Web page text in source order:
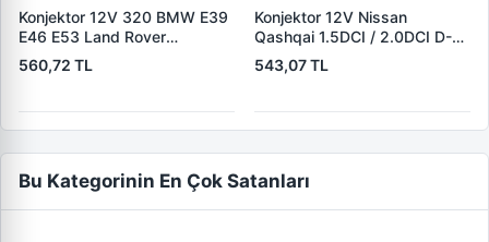
Konjektor 12V 320 BMW E39
E46 E53 Land Rover
Freelander 2.0 TD4 | YUNYI
08-033 | OEM 12317501749
560,72 TL
Konjektor 12V Nissan
Qashqai 1.5DCI / 2.0DCI D-S-
L Uc Nissan 10-Trail
2.0DCI/Renault Koleos Jeep
OEM 23215BC40A
23215JG71A
543,07 TL
Bu Kategorinin En Çok Satanları